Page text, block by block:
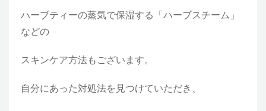
ハーブティーの蒸気で保湿する「ハーブスチーム」
などの
スキンケア方法もございます。
自分にあった対処法を見つけていただき、